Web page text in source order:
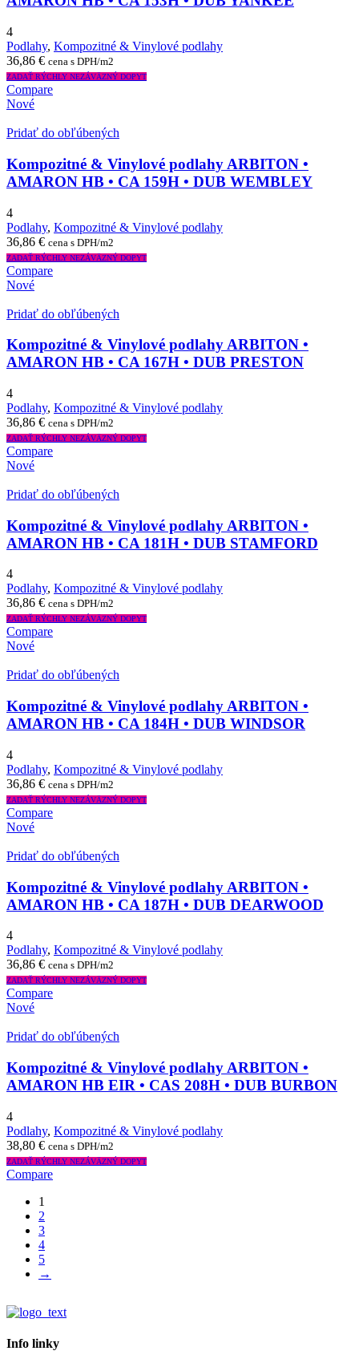
4
Podlahy, Kompozitné & Vinylové podlahy
36,86 € cena s DPH/m2
ZADAŤ RÝCHLY NEZÁVÄZNÝ DOPYT
Compare
Nové
Pridať do obľúbených
Kompozitné & Vinylové podlahy ARBITON •
AMARON HB • CA 159H • DUB WEMBLEY
4
Podlahy, Kompozitné & Vinylové podlahy
36,86 € cena s DPH/m2
ZADAŤ RÝCHLY NEZÁVÄZNÝ DOPYT
Compare
Nové
Pridať do obľúbených
Kompozitné & Vinylové podlahy ARBITON •
AMARON HB • CA 167H • DUB PRESTON
4
Podlahy, Kompozitné & Vinylové podlahy
36,86 € cena s DPH/m2
ZADAŤ RÝCHLY NEZÁVÄZNÝ DOPYT
Compare
Nové
Pridať do obľúbených
Kompozitné & Vinylové podlahy ARBITON •
AMARON HB • CA 181H • DUB STAMFORD
4
Podlahy, Kompozitné & Vinylové podlahy
36,86 € cena s DPH/m2
ZADAŤ RÝCHLY NEZÁVÄZNÝ DOPYT
Compare
Nové
Pridať do obľúbených
Kompozitné & Vinylové podlahy ARBITON •
AMARON HB • CA 184H • DUB WINDSOR
4
Podlahy, Kompozitné & Vinylové podlahy
36,86 € cena s DPH/m2
ZADAŤ RÝCHLY NEZÁVÄZNÝ DOPYT
Compare
Nové
Pridať do obľúbených
Kompozitné & Vinylové podlahy ARBITON •
AMARON HB • CA 187H • DUB DEARWOOD
4
Podlahy, Kompozitné & Vinylové podlahy
36,86 € cena s DPH/m2
ZADAŤ RÝCHLY NEZÁVÄZNÝ DOPYT
Compare
Nové
Pridať do obľúbených
Kompozitné & Vinylové podlahy ARBITON •
AMARON HB EIR • CAS 208H • DUB BURBON
4
Podlahy, Kompozitné & Vinylové podlahy
38,80 € cena s DPH/m2
ZADAŤ RÝCHLY NEZÁVÄZNÝ DOPYT
Compare
1
2
3
4
5
→
Info linky